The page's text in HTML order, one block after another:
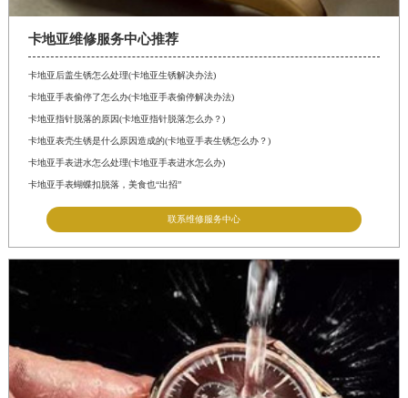
卡地亚维修服务中心推荐
卡地亚后盖生锈怎么处理(卡地亚生锈解决办法)
卡地亚手表偷停了怎么办(卡地亚手表偷停解决办法)
卡地亚指针脱落的原因(卡地亚指针脱落怎么办？)
卡地亚表壳生锈是什么原因造成的(卡地亚手表生锈怎么办？)
卡地亚手表进水怎么处理(卡地亚手表进水怎么办)
卡地亚手表蝴蝶扣脱落，美食也“出招”
联系维修服务中心